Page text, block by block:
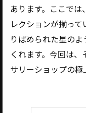
あります。ここで
レクションが揃っ
りばめられた星の
くれます。今回は
サリーショップの極